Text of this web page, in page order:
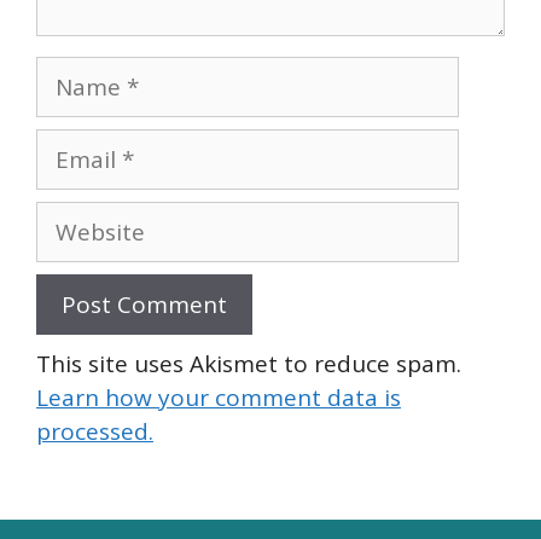
Name
Email
Website
This site uses Akismet to reduce spam.
Learn how your comment data is
processed.